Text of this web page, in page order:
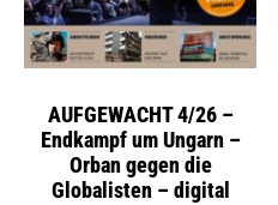
AUFGEWACHT 4/26 –
Endkampf um Ungarn –
Orban gegen die
Globalisten – digital